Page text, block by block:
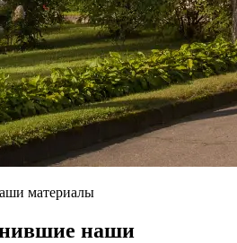
материалы
наши